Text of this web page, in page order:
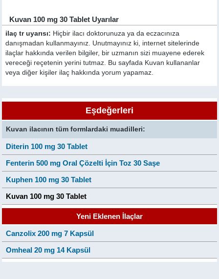
Kuvan 100 mg 30 Tablet Uyarılar
ilaç tr uyarısı: Hiçbir ilacı doktorunuza ya da eczacınıza
danışmadan kullanmayınız. Unutmayınız ki, internet sitelerinde
ilaçlar hakkında verilen bilgiler, bir uzmanın sizi muayene ederek
vereceği reçetenin yerini tutmaz. Bu sayfada Kuvan kullananlar
veya diğer kişiler ilaç hakkında yorum yapamaz.
Eşdeğerleri
Kuvan ilacının tüm formlardaki muadilleri:
Diterin 100 mg 30 Tablet
Fenterin 500 mg Oral Çözelti İçin Toz 30 Saşe
Kuphen 100 mg 30 Tablet
Kuvan 100 mg 30 Tablet
Yeni Eklenen İlaçlar
Canzolix 200 mg 7 Kapsül
Omheal 20 mg 14 Kapsül